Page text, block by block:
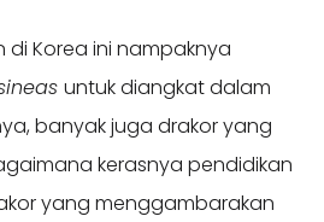
di Korea ini nampaknya
untuk diangkat dalam
banyak juga drakor yang
kerasnya pendidikan
yang menggambarakan